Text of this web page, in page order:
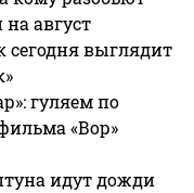
август
сегодня выглядит
гуляем по
«Вор»
идут дожди